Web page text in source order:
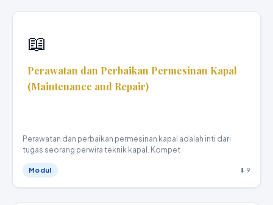
📖
Perawatan dan Perbaikan Permesinan Kapal
(Maintenance and Repair)
Perawatan dan perbaikan permesinan kapal adalah inti dari
tugas seorang perwira teknik kapal. Kompet
Modul ⬇ 9